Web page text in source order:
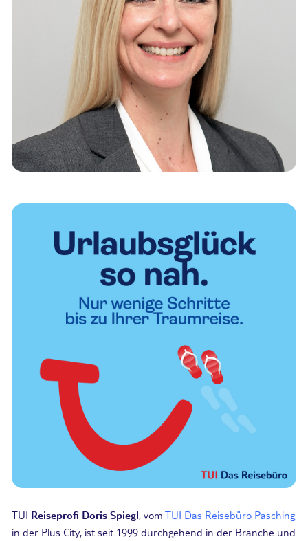
TUI Reiseprofi Doris Spiegl, vom TUI Das Reisebüro Pasching
in der Plus City, ist seit 1999 durchgehend in der Branche und